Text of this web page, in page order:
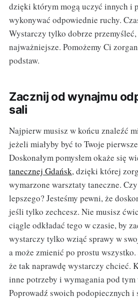
dzięki którym mogą uczyć innych i
wykonywać odpowiednie ruchy.
Wystarczy tylko dobrze
najważniejsze. Pomożemy Ci
podstaw.
Zacznij od wynajmu
sali
Najpierw musisz w końcu znaleźć
jeżeli miałyby być to Twoje
Doskonałym pomysłem okaże się
tanecznej Gdańsk, dzięki której
wymarzone warsztaty taneczne.
lepszego? Jesteśmy pewni, że
jeśli tylko zechcesz. Nie musisz
ciągle odkładać tego w czasie, by
wystarczy tylko wziąć sprawy w
a może zmienić po prostu
że tak naprawdę wystarczy chcieć.
inne potrzeby i wymagania pod tym
Poprowadź swoich podopiecznych i